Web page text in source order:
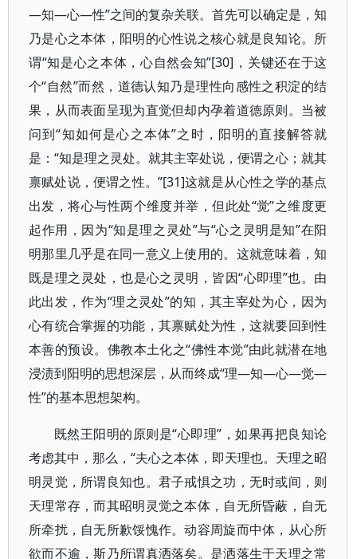
—知—心—性”之间的复杂关联。首先可以确定是，知
乃是心之本体，阳明的心性说之核心就是良知论。所
谓“知是心之本体，心自然会知”[30]，关键还在于这
个“自然”而然，道德认知乃是理性向感性之积淀的结
果，从而表面呈现为直觉但却内孕着道德原则。当被
问到“知如何是心之本体”之时，阳明的直接解答就
是：“知是理之灵处。就其主宰处说，便谓之心；就其
禀赋处说，便谓之性。”[31]这就是从心性之学的基点
出发，将心与性两个维度并举，但此处“觉”之维度更
起作用，因为“知是理之灵处”与“心之灵明是知”在阳
明那里几乎是在同一意义上使用的。这就意味着，知
既是理之灵处，也是心之灵明，皆因“心即理”也。由
此出发，作为“理之灵处”的知，其主宰处为心，因为
心有统合掌握的功能，其禀赋处为性，这就要回到性
本善的预设。佛教本土化之“佛性本觉”由此就潜在地
浸渍到阳明的思想深层，从而终成“理—知—心—觉—
性”的基本思想架构。
既然王阳明的原则是“心即理”，如果再把良知论
考虑其中，那么，“夫心之本体，即天理也。天理之昭
明灵觉，所谓良知也。君子戒惧之功，无时或间，则
天理常存，而其昭明灵觉之本体，自无所昏蔽，自无
所牵扰，自无所歉馁愧作。动容周旋而中体，从心所
欲而不逾，斯乃所谓真洒落矣。是洒落生于天理之常